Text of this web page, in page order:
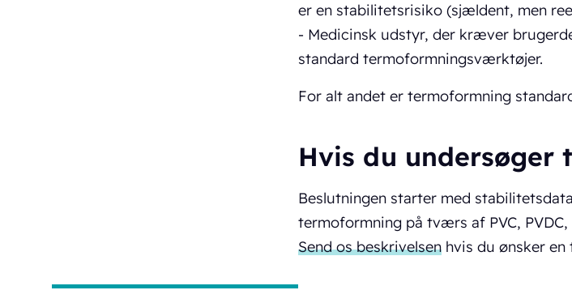
er en stabilitetsrisiko (sjældent, men
- Medicinsk udstyr, der kræver
standard termoformningsværktøjer.
For alt andet er termoformning
Hvis du undersøger
Beslutningen starter med
termoformning på tværs af PVC, PVDC,
Send os beskrivelsen hvis du ønsker